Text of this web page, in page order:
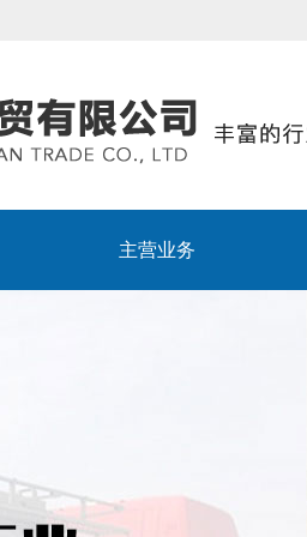
主营业务